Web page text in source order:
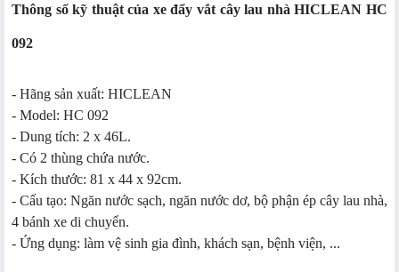
Thông số kỹ thuật của xe đẩy vắt cây lau nhà HICLEAN HC
092
- Hãng sản xuất: HICLEAN
- Model: HC 092
- Dung tích: 2 x 46L.
- Có 2 thùng chứa nước.
- Kích thước: 81 x 44 x 92cm.
- Cấu tạo: Ngăn nước sạch, ngăn nước dơ, bộ phận ép cây lau nhà,
4 bánh xe di chuyển.
- Ứng dụng: làm vệ sinh gia đình, khách sạn, bệnh viện, ...